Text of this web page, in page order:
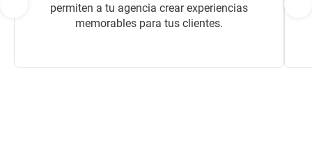
permiten a tu agencia crear experiencias
memorables para tus clientes.